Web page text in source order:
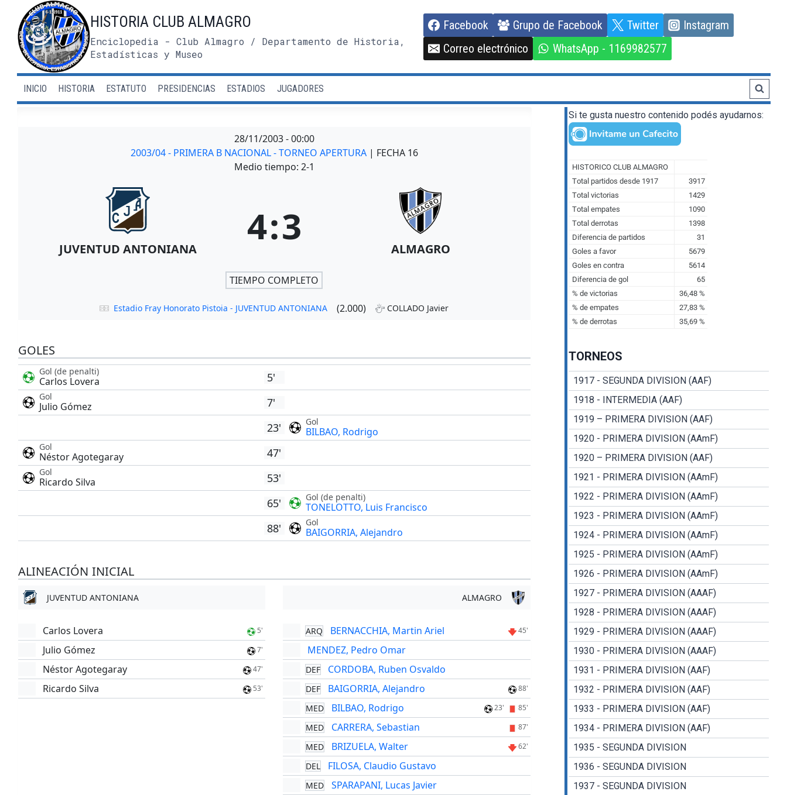
contenido
HISTORIA CLUB ALMAGRO
Enciclopedia - Club Almagro / Departamento de Historia,
Estadísticas y Museo
Facebook Grupo de Facebook Twitter
Instagram
Correo electrónico
WhatsApp - 1169982577
INICIO HISTORIA ESTATUTO PRESIDENCIAS ESTADIOS JUGADORES
28/11/2003-00:00
2003/04 - PRIMERA B NACIONAL - TORNEO APERTURA | FECHA 16
Medio tiempo: 2-1
JUVENTUD ANTONIANA 4:3 ALMAGRO
TIEMPO COMPLETO
Estadio Fray Honorato Pistoia - JUVENTUD ANTONIANA (2.000) COLLADO Javier
GOLES
Gol (de penalti)
Carlos Lovera 5'
Gol
Julio Gómez
7'
23'
Gol
BILBAO, Rodrigo
Gol
Néstor Agotegaray 47'
Gol
Ricardo Silva
53'
65'
Gol (de penalti)
TONELOTTO, Luis Francisco
88' Gol
BAIGORRIA, Alejandro
ALINEACIÓN INICIAL
JUVENTUD ANTONIANA
Carlos Lovera 5'
Julio Gómez 7'
Néstor Agotegaray 47'
Ricardo Silva 53'
ALMAGRO
ARQ BERNACCHIA, Martin Ariel 45'
MENDEZ, Pedro Omar
DEF CORDOBA, Ruben Osvaldo
DEF BAIGORRIA, Alejandro 88'
MED BILBAO, Rodrigo 23' 85'
MED CARRERA, Sebastian 87'
MED BRIZUELA, Walter 62'
DEL FILOSA, Claudio Gustavo
MED SPARAPANI, Lucas Javier
Si te gusta nuestro contenido podés ayudarnos:
TORNEOS
1917 - SEGUNDA DIVISION (AAF)
1918 - INTERMEDIA (AAF)
1919 – PRIMERA DIVISION (AAF)
1920 - PRIMERA DIVISION (AAmF)
1920 – PRIMERA DIVISION (AAF)
1921 - PRIMERA DIVISION (AAmF)
1922 - PRIMERA DIVISION (AAmF)
1923 - PRIMERA DIVISION (AAmF)
1924 - PRIMERA DIVISION (AAmF)
1925 - PRIMERA DIVISION (AAmF)
1926 - PRIMERA DIVISION (AAmF)
1927 - PRIMERA DIVISION (AAAF)
1928 - PRIMERA DIVISION (AAAF)
1929 - PRIMERA DIVISION (AAAF)
1930 - PRIMERA DIVISION (AAAF)
1931 - PRIMERA DIVISION (AAF)
1932 - PRIMERA DIVISION (AAF)
1933 - PRIMERA DIVISION (AAF)
1934 - PRIMERA DIVISION (AAF)
1935 - SEGUNDA DIVISION
1936 - SEGUNDA DIVISION
1937 - SEGUNDA DIVISION